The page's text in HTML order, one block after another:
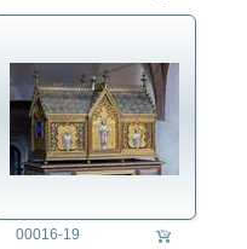
Regensburg
Buddhismus
Christentum
Hinduismus
Islam
Sikhismus
00016-19